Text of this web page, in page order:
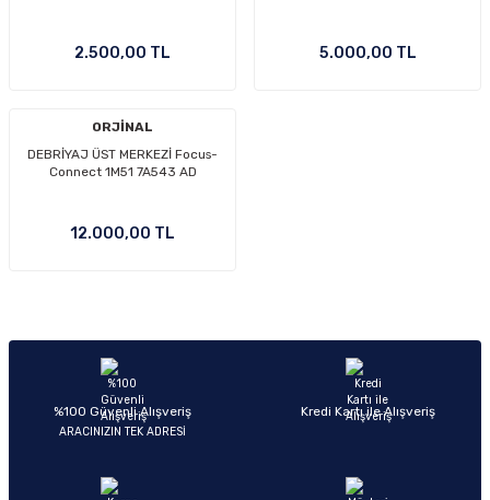
2.500,00 TL 5.000,00 TL
ORJİNAL
DEBRİYAJ ÜST MERKEZİ Focus-
Connect 1M51 7A543 AD
12.000,00 TL
%100 Güvenli Alışveriş
ARACINIZIN TEK ADRESİ
Kredi Kartı ile Alışveriş